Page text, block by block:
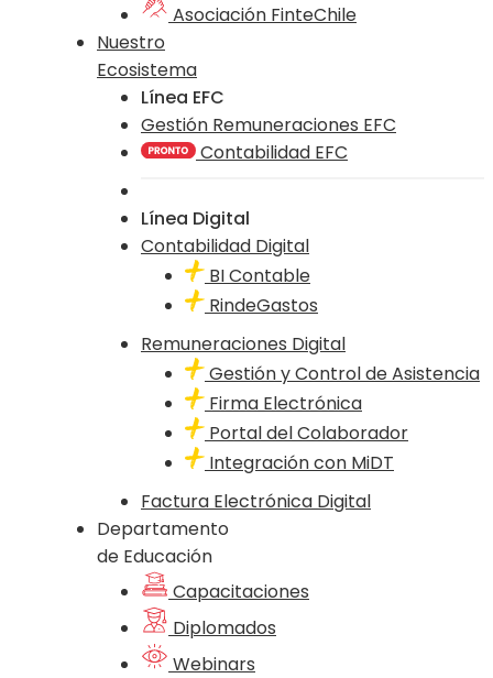
Asociación FinteChile
Nuestro
Ecosistema
Línea EFC
Gestión Remuneraciones EFC
Contabilidad EFC
Línea Digital
Contabilidad Digital
BI Contable
RindeGastos
Remuneraciones Digital
Gestión y Control de Asistencia
Firma Electrónica
Portal del Colaborador
Integración con MiDT
Factura Electrónica Digital
Departamento
de Educación
Capacitaciones
Diplomados
Webinars